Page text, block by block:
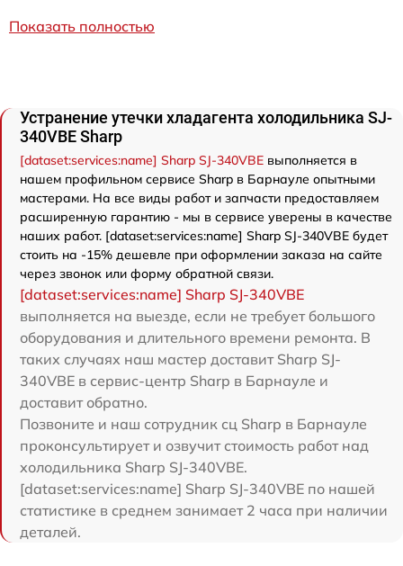
Показать полностью
Устранение утечки хладагента холодильника SJ-
340VBE Sharp
[dataset:services:name] Sharp SJ-340VBE выполняется в
нашем профильном сервисе Sharp в Барнауле опытными
мастерами. На все виды работ и запчасти предоставляем
расширенную гарантию - мы в сервисе уверены в качестве
наших работ. [dataset:services:name] Sharp SJ-340VBE будет
стоить на -15% дешевле при оформлении заказа на сайте
через звонок или форму обратной связи.
[dataset:services:name] Sharp SJ-340VBE
выполняется на выезде, если не требует большого
оборудования и длительного времени ремонта. В
таких случаях наш мастер доставит Sharp SJ-
340VBE в сервис-центр Sharp в Барнауле и
доставит обратно.
Позвоните и наш сотрудник сц Sharp в Барнауле
проконсультирует и озвучит стоимость работ над
холодильника Sharp SJ-340VBE.
[dataset:services:name] Sharp SJ-340VBE по нашей
статистике в среднем занимает 2 часа при наличии
деталей.